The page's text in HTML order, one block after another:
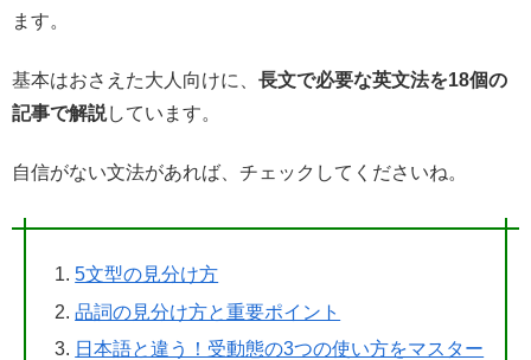
ます。
基本はおさえた大人向けに、 長文で必要な英文法を18個の
記事で解説しています。
自信がない文法があれば、チェックしてくださいね。
5文型の見分け方
品詞の見分け方と重要ポイント
日本語と違う！受動態の3つの使い方をマスター